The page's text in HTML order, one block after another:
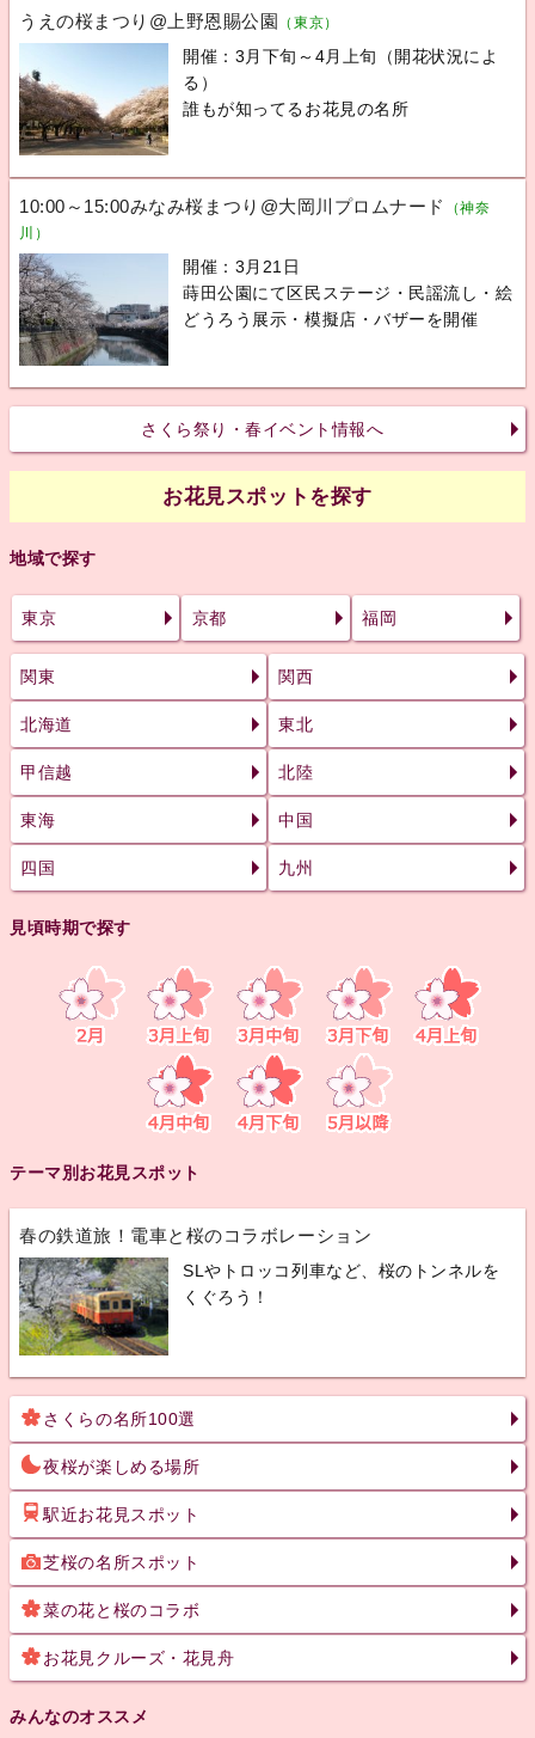
うえの桜まつり@上野恩賜公園 （東京）
開催：3月下旬～4月上旬（開花状況によ
る）
誰もが知ってるお花見の名所
10:00～15:00みなみ桜まつり@大岡川プロムナード
（神奈
川）
開催：3月21日
蒔田公園にて区民ステージ・民謡流し・絵
どうろう展示・模擬店・バザーを開催
さくら祭り・春イベント情報へ
お花見スポットを探す
地域で探す
東京 京都 福岡
関東 関西
北海道 東北
甲信越 北陸
東海 中国
四国 九州
見頃時期で探す
テーマ別お花見スポット
春の鉄道旅！電車と桜のコラボレーション
SLやトロッコ列車など、桜のトンネルを
くぐろう！
さくらの名所100選
夜桜が楽しめる場所
駅近お花見スポット
芝桜の名所スポット
菜の花と桜のコラボ
お花見クルーズ・花見舟
みんなのオススメ